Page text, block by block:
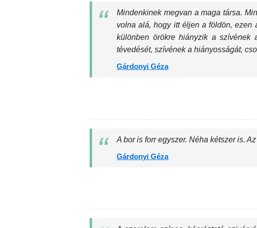
Mindenkinek megvan a maga társa.
volna alá, hogy itt éljen a földön, ezen
különben örökre hiányzik a
tévedését, szívének a hiányosságát,
Gárdonyi Géza
A bor is forr egyszer. Néha kétszer is.
Gárdonyi Géza